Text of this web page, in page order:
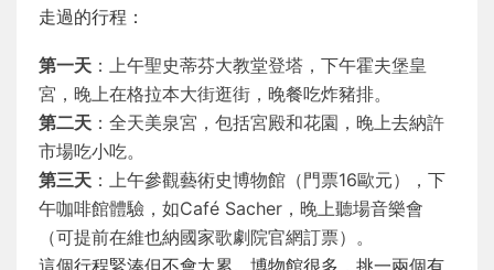
走過的行程：
第一天 ：上午聖史蒂芬大教堂登塔，下午霍夫堡皇
宮，晚上在格拉本大街逛街，晚餐吃炸豬排。
第二天 ：全天美泉宮，包括宮殿和花園，晚上去納許
市場吃小吃。
第三天 ：上午參觀藝術史博物館（門票16歐元），下
午咖啡館體驗，如Café Sacher，晚上聽場音樂會
（可提前在維也納國家歌劇院官網訂票）。
這個行程緊湊但不會太累。博物館很多，挑一兩個有